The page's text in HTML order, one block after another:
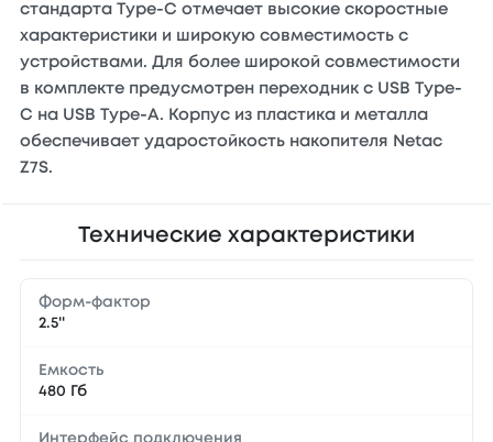
стандарта Type-C отмечает высокие скоростные
характеристики и широкую совместимость с
устройствами. Для более широкой совместимости
в комплекте предусмотрен переходник с USB Type-
C на USB Type-A. Корпус из пластика и металла
обеспечивает ударостойкость накопителя Netac
Z7S.
Технические характеристики
Форм-фактор
2.5''
Емкость
480 Гб
Интерфейс подключения